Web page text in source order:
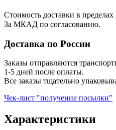
Стоимость доставки в
За МКАД по согласованию.
Доставка по России
Заказы отправляются
1-5 дней после оплаты.
Все заказы тщательно
Чек-лист "получение посылки"
Характеристики